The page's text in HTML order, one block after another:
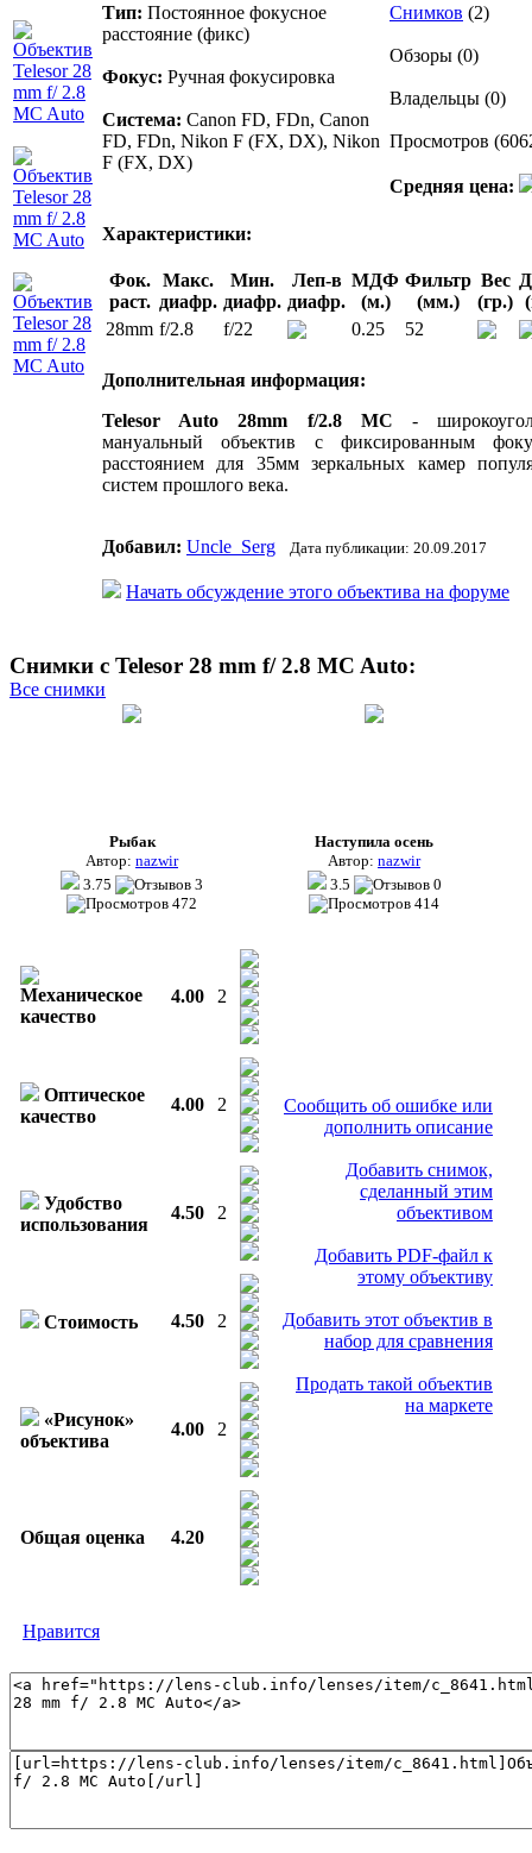
Тип: Постоянное фокусное
расстояние (фикс)
Фокус: Ручная фокусировка
Система: Canon FD, FDn, Canon
FD, FDn, Nikon F (FX, DX), Nikon
F (FX, DX)
Снимков (2)
Обзоры (0)
Владельцы (0)
Просмотров
Средняя цена:
Характеристики:
Фок.
раст.
Макс.
диафр.
Мин.
диафр.
Леп-в
диафр.
МДФ
(м.)
Фильтр
(мм.)
Вес
(гр.)
28mm f/2.8 f/22 0.25 52
Дополнительная информация:
Telesor Auto 28mm f/2.8 MC -
мануальный объектив с фиксированным
расстоянием для 35мм зеркальных камер
систем прошлого века.
Добавил: Uncle_Serg Дата публикации: 20.09.2017
Начать обсуждение этого объектива на форуме
Снимки с Telesor 28 mm f/ 2.8 MC Auto:
Все снимки
Рыбак
Автор: nazwir
3.75
3
472
Наступила осень
Автор: nazwir
3.5
0
414
Механическое
качество
4.00 2
Оптическое
качество
4.00 2
Удобство
использования
4.50 2
Стоимость 4.50 2
«Рисунок»
объектива
4.00 2
Общая оценка 4.20
Сообщить об ошибке или
дополнить описание
Добавить снимок,
сделанный этим
объективом
Добавить PDF-файл к
этому объективу
Добавить этот объектив в
набор для сравнения
Продать такой объектив
на маркете
Нравится